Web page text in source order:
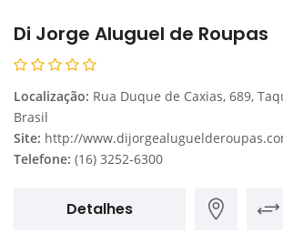
Di Jorge Aluguel de Roupas
Localização: Rua Duque de Caxias, 689,
Brasil
Site: http://
Telefone: (16) 3252-6300
Detalhes